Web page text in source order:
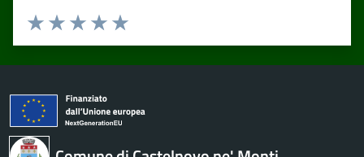
Valuta 5 stelle su 5
Valuta 4 stelle su 5
Valuta 3 stelle su 5
Valuta 2 stelle su 5
Valuta 1 stelle su 5